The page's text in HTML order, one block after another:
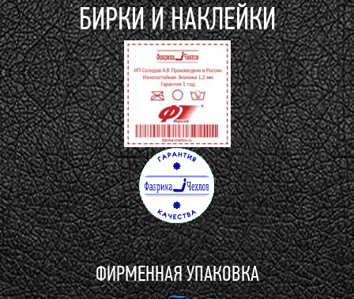
БИРКИ И НАКЛЕЙКИ
ФИРМЕННАЯ УПАКОВКА